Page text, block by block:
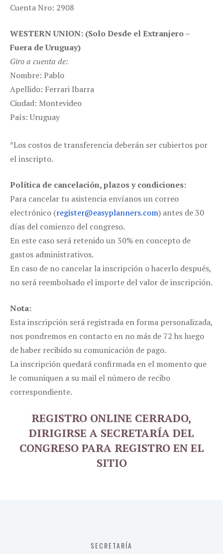
Cuenta Nro: 2908
WESTERN UNION: (Solo Desde el Extranjero –
Fuera de Uruguay)
Giro a cuenta de:
Nombre: Pablo
Apellido: Ferrari Ibarra
Ciudad: Montevideo
País: Uruguay
*Los costos de transferencia deberán ser cubiertos por
el inscripto.
Política de cancelación, plazos y condiciones:
Para cancelar tu asistencia envíanos un correo
electrónico (register@easyplanners.com) antes de 30
días del comienzo del congreso.
En este caso será retenido un 30% en concepto de
gastos administrativos.
En caso de no cancelar la inscripción o hacerlo después,
no será reembolsado el importe del valor de inscripción.
Nota:
Esta inscripción será registrada en forma personalizada,
nos pondremos en contacto en no más de 72 hs luego
de haber recibido su comunicación de pago.
La inscripción quedará confirmada en el momento que
le comuniquen a su mail el número de recibo
correspondiente.
REGISTRO ONLINE CERRADO,
DIRIGIRSE A SECRETARÍA DEL
CONGRESO PARA REGISTRO EN EL
SITIO
SECRETARÍA